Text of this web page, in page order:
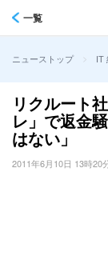
一覧
ニューストップ > IT
リクルート
レ」で返金
はない」
2011年6月10日 13時20